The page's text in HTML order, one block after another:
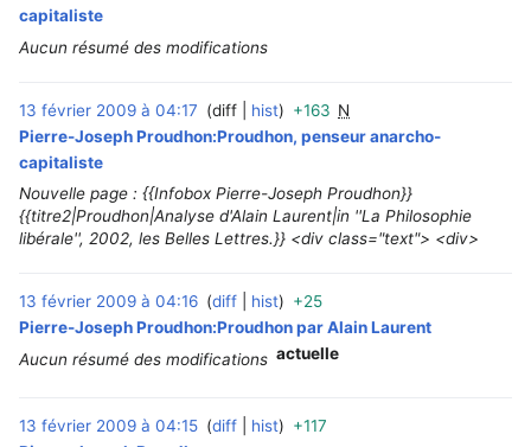
capitaliste
Aucun résumé des modifications
13 février 2009 à 04:17 diff hist +163 N
Pierre-Joseph Proudhon:Proudhon, penseur anarcho-
capitaliste
Nouvelle page : {{Infobox Pierre-Joseph Proudhon}}
{{titre2|Proudhon|Analyse d'Alain Laurent|in ''La Philosophie
libérale'', 2002, les Belles Lettres.}} <div class="text"> <div>
13 février 2009 à 04:16 diff hist +25
Pierre-Joseph Proudhon:Proudhon par Alain Laurent
Aucun résumé des modifications actuelle
13 février 2009 à 04:15 diff hist +117